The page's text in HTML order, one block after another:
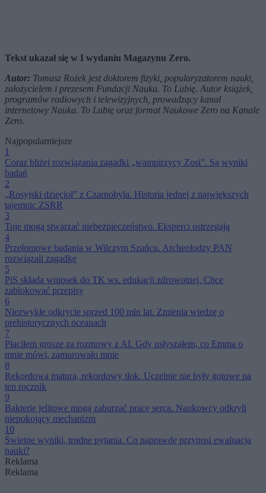
Tekst ukazał się w I wydaniu Magazynu Zero.
Autor: Tomasz Rożek jest doktorem fizyki, popularyzatorem nauki,
założycielem i prezesem Fundacji Nauka. To Lubię. Autor książek,
programów radiowych i telewizyjnych, prowadzący kanał
internetowy Nauka. To Lubię oraz format Naukowe Zero na Kanale
Zero.
Najpopularniejsze
1
Coraz bliżej rozwiązania zagadki „wampirzycy Zosi”. Są wyniki
badań
2
„Rosyjski dzięcioł” z Czarnobyla. Historia jednej z największych
tajemnic ZSRR
3
Tuje mogą stwarzać niebezpieczeństwo. Eksperci ostrzegają
4
Przełomowe badania w Wilczym Szańcu. Archeolodzy PAN
rozwiązali zagadkę
5
PiS składa wniosek do TK ws. edukacji zdrowotnej. Chce
zablokować przepisy
6
Niezwykłe odkrycie sprzed 100 mln lat. Zmienia wiedzę o
prehistorycznych oceanach
7
Płaciłem grosze za rozmowy z AI. Gdy usłyszałem, co Emma o
mnie mówi, zamurowało mnie
8
Rekordowa matura, rekordowy tłok. Uczelnie nie były gotowe na
ten rocznik
9
Bakterie jelitowe mogą zaburzać pracę serca. Naukowcy odkryli
niepokojący mechanizm
10
Świetne wyniki, trudne pytania. Co naprawdę przynosi ewaluacja
nauki?
Reklama
Reklama